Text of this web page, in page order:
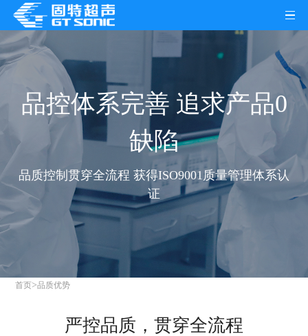
品控体系完善 追求产品0
缺陷
品质控制贯穿全流程 获得ISO9001质量管理体系认
证
首页>品质优势
严控品质，贯穿全流程